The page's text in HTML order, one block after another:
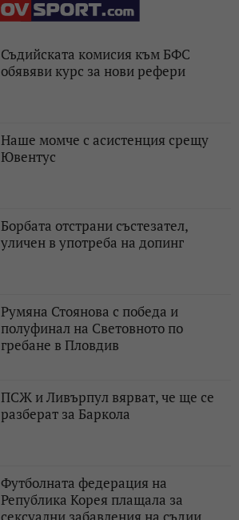
Съдийската комисия към БФС
обявяви курс за нови рефери
Наше момче с асистенция срещу
Ювентус
Борбата отстрани състезател,
уличен в употреба на допинг
Румяна Стоянова с победа и
полуфинал на Световното по
гребане в Пловдив
ПСЖ и Ливърпул вярват, че ще се
разберат за Баркола
Футболната федерация на
Република Корея плащала за